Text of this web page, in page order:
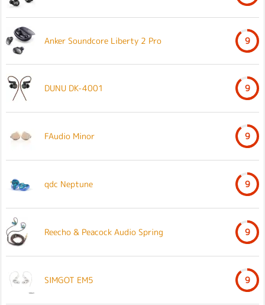
Anker Soundcore Liberty 2 Pro 9
DUNU DK-4001 9
FAudio Minor 9
qdc Neptune 9
Reecho & Peacock Audio Spring 9
SIMGOT EM5 9